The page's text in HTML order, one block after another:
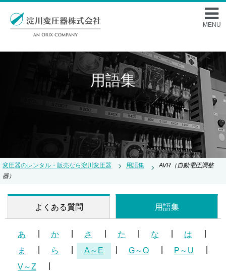
MENU
用語集
変圧器のレンタル・販売なら淀川変圧器 用語集
AVR（自動電圧調整
器）
よくある質問 用語集
あ か さ た な
は
ま
ら A～E G～O
P～U
V～Z